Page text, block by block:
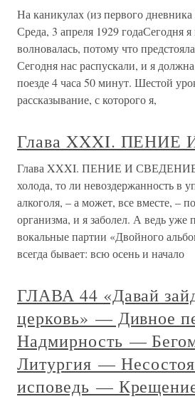
На каникулах (из первого
Среда, 3 апреля 1929 годаСегодня
волновалась, потому что
Сегодня нас распускали, и я
поезде 4 часа 50 минут. Шестой
рассказывание, с которого я,
Глава XXXI.
Глава XXXI. ПЕНИЕ И СВЕДЕНИЕ
холода, то ли невоздержанность в
алкоголя, – а может, все вместе, –
организма, и я заболел. А ведь уже
вокальные партии «Двойного
всегда бывает: всю осень и начало
ГЛАВА 44 «Давай
церковь» — Дивное
Надмирность —
Литургия —
исповедь —